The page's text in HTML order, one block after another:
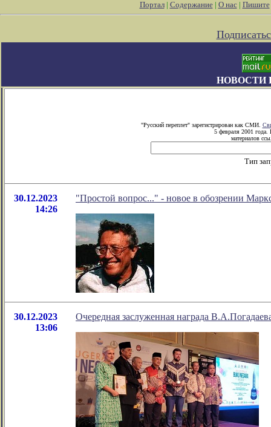
Портал| Содержание| О нас| Пишите
НОВОСТИ
"Русский переплет" зарегистрирован как СМИ.
5 февраля 2001 года.
материалов
Тип
30.12.2023
14:26
"Простой вопрос..." - новое в обозрении
30.12.2023
13:06
Очередная заслуженная награда